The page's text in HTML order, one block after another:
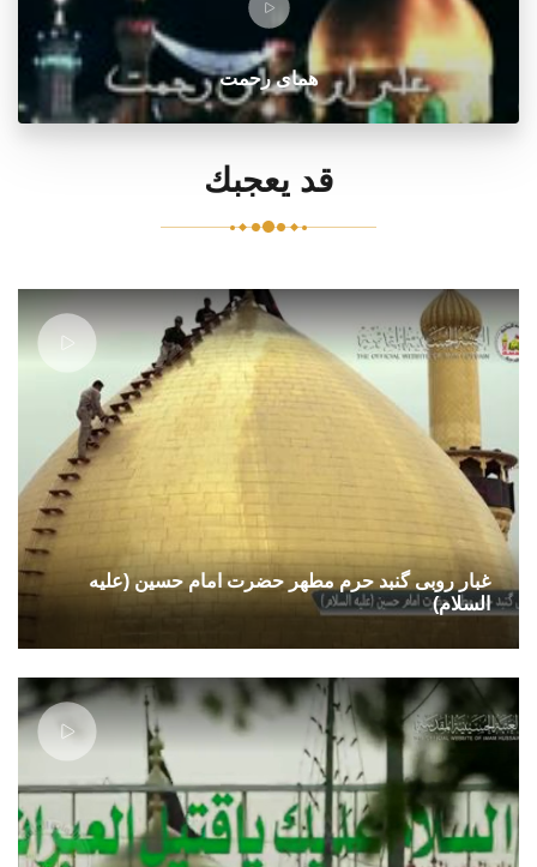
هماى رحمت
قد يعجبك
غبار روبی گنبد حرم مطهر حضرت امام حسین (علیه
السلام)